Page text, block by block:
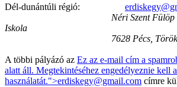
Dél-dunántúli régió:
Néri Szent
Iskola
7628 Pécs,
A többi pályázó az Ez az e-mail cím a
alatt áll. Megtekintéséhez engedélyeznie kell
használatát.">erdiskegy@gmail.com címre